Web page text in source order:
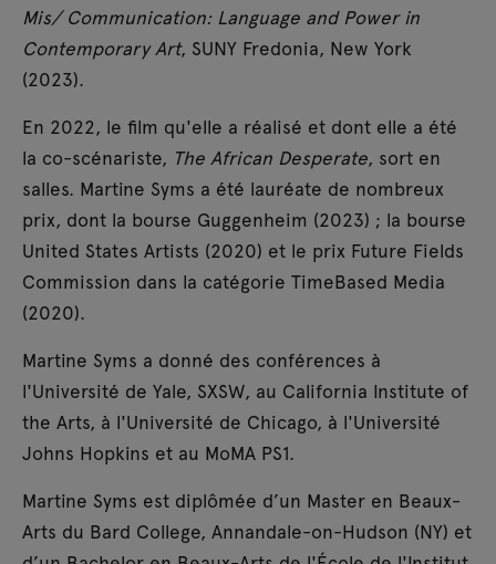
Mis/ Communication: Language and Power in
Contemporary Art, SUNY Fredonia, New York
(2023).
En 2022, le film qu'elle a réalisé et dont elle a été
la co-scénariste, The African Desperate, sort en
salles. Martine Syms a été lauréate de nombreux
prix, dont la bourse Guggenheim (2023) ; la bourse
United States Artists (2020) et le prix Future Fields
Commission dans la catégorie TimeBased Media
(2020).
Martine Syms a donné des conférences à
l'Université de Yale, SXSW, au California Institute of
the Arts, à l'Université de Chicago, à l'Université
Johns Hopkins et au MoMA PS1.
Martine Syms est diplômée d’un Master en Beaux-
Arts du Bard College, Annandale-on-Hudson (NY) et